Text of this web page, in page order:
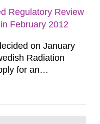
Regulatory Review
February 2012
on January
Radiation
for an
(Integrated